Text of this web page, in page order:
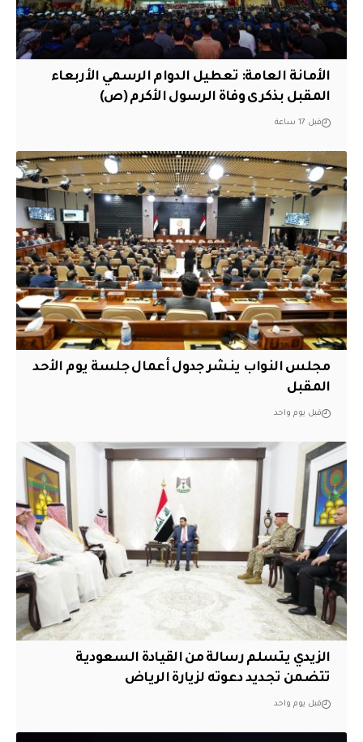
الأمانة العامة: تعطيل الدوام الرسمي الأربعاء
المقبل بذكرى وفاة الرسول الأكرم (ص)
قبل 17 ساعة
مجلس النواب ينشر جدول أعمال جلسة يوم الأحد
المقبل
قبل يوم واحد
الزيدي يتسلم رسالة من القيادة السعودية
تتضمن تجديد دعوته لزيارة الرياض
قبل يوم واحد